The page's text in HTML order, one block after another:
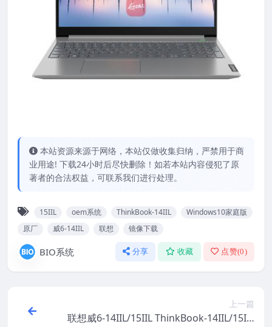
本站资源来源于网络，本站仅做收集归纳，严禁用于商
业用途! 下载24小时后尽快删除！如若本站内容侵犯了原
著者的合法权益，可联系我们进行处理。
15IIL oem系统 ThinkBook-14IIL
Windows10家庭版
原厂
威6-14IIL 联想 镜像下载
BIO系统 分享 收藏 点赞(0)
上一篇
联想威6-14IIL/15IIL ThinkBook-14IIL/15IIL